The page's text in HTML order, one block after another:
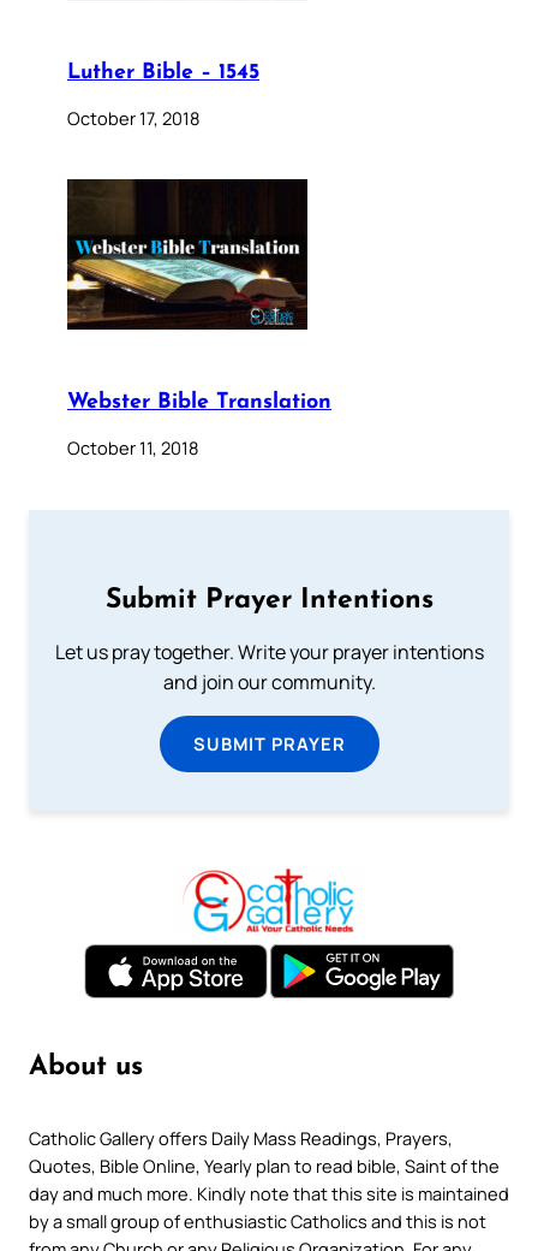
Luther Bible – 1545
October 17, 2018
Webster Bible Translation
October 11, 2018
Submit Prayer Intentions
Let us pray together. Write your prayer intentions
and join our community.
SUBMIT PRAYER
About us
Catholic Gallery offers Daily Mass Readings, Prayers,
Quotes, Bible Online, Yearly plan to read bible, Saint of the
day and much more. Kindly note that this site is maintained
by a small group of enthusiastic Catholics and this is not